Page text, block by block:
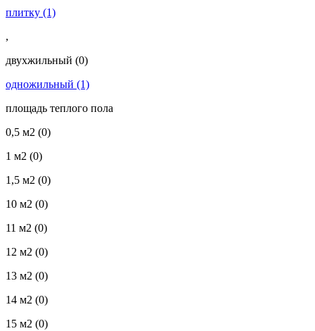
плитку (1)
,
двухжильный (0)
одножильный (1)
площадь теплого пола
0,5 м2 (0)
1 м2 (0)
1,5 м2 (0)
10 м2 (0)
11 м2 (0)
12 м2 (0)
13 м2 (0)
14 м2 (0)
15 м2 (0)